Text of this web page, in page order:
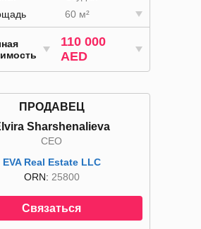
60 м²
110 000
AED
ПРОДАВЕЦ
Sharshenalieva
CEO
EVA Real Estate LLC
ORN: 25800
Связаться